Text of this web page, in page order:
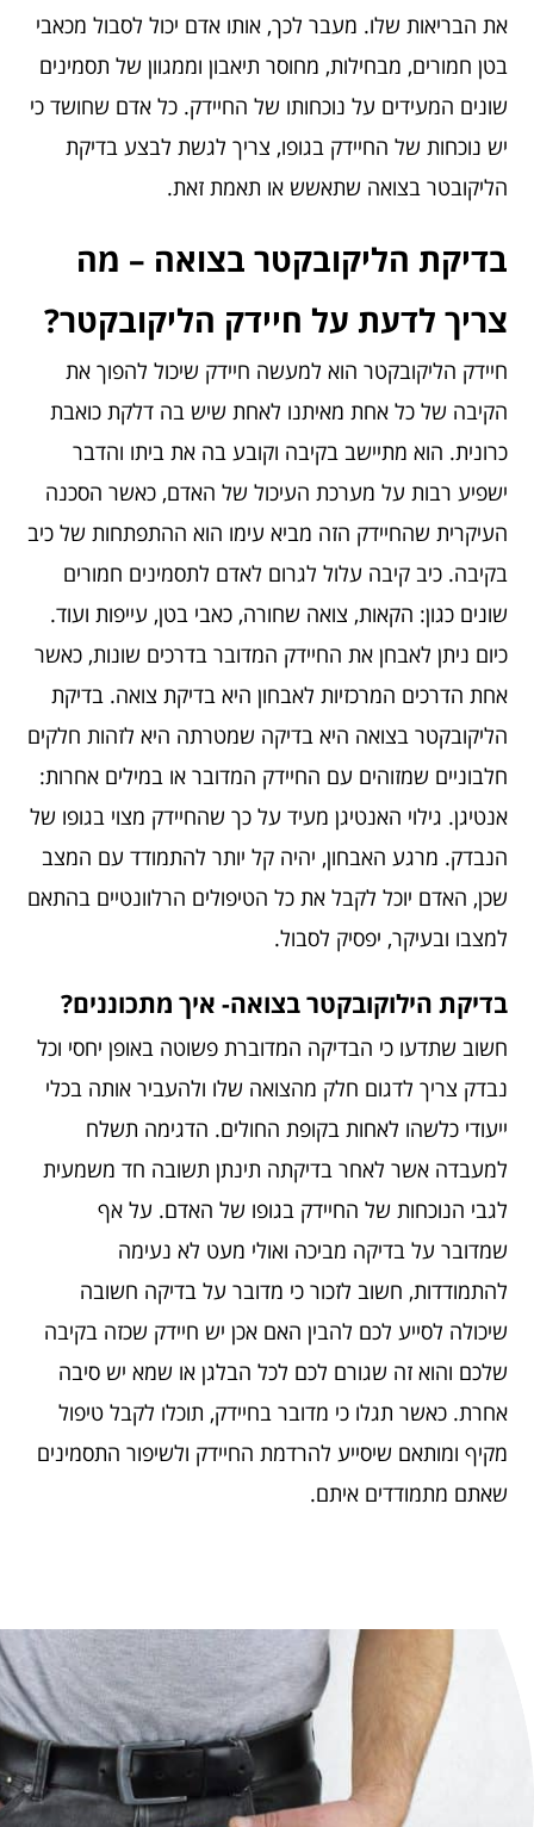
את הבריאות שלו. מעבר לכך, אותו אדם יכול לסבול מכאבי
בטן חמורים, מבחילות, מחוסר תיאבון וממגוון של תסמינים
שונים המעידים על נוכחותו של החיידק. כל אדם שחושד כי
יש נוכחות של החיידק בגופו, צריך לגשת לבצע בדיקת
הליקובטר בצואה שתאשש או תאמת זאת.
בדיקת הליקובקטר בצואה – מה
צריך לדעת על חיידק הליקובקטר?
חיידק הליקובקטר הוא למעשה חיידק שיכול להפוך את
הקיבה של כל אחת מאיתנו לאחת שיש בה דלקת כואבת
כרונית. הוא מתיישב בקיבה וקובע בה את ביתו והדבר
ישפיע רבות על מערכת העיכול של האדם, כאשר הסכנה
העיקרית שהחיידק הזה מביא עימו הוא ההתפתחות של כיב
בקיבה. כיב קיבה עלול לגרום לאדם לתסמינים חמורים
שונים כגון: הקאות, צואה שחורה, כאבי בטן, עייפות ועוד.
כיום ניתן לאבחן את החיידק המדובר בדרכים שונות, כאשר
אחת הדרכים המרכזיות לאבחון היא בדיקת צואה. בדיקת
הליקובקטר בצואה היא בדיקה שמטרתה היא לזהות חלקים
חלבוניים שמזוהים עם החיידק המדובר או במילים אחרות:
אנטיגן. גילוי האנטיגן מעיד על כך שהחיידק מצוי בגופו של
הנבדק. מרגע האבחון, יהיה קל יותר להתמודד עם המצב
שכן, האדם יוכל לקבל את כל הטיפולים הרלוונטיים בהתאם
למצבו ובעיקר, יפסיק לסבול.
בדיקת הילוקובקטר בצואה- איך מתכוננים?
חשוב שתדעו כי הבדיקה המדוברת פשוטה באופן יחסי וכל
נבדק צריך לדגום חלק מהצואה שלו ולהעביר אותה בכלי
ייעודי כלשהו לאחות בקופת החולים. הדגימה תשלח
למעבדה אשר לאחר בדיקתה תינתן תשובה חד משמעית
לגבי הנוכחות של החיידק בגופו של האדם. על אף
שמדובר על בדיקה מביכה ואולי מעט לא נעימה
להתמודדות, חשוב לזכור כי מדובר על בדיקה חשובה
שיכולה לסייע לכם להבין האם אכן יש חיידק שכזה בקיבה
שלכם והוא זה שגורם לכם לכל הבלגן או שמא יש סיבה
אחרת. כאשר תגלו כי מדובר בחיידק, תוכלו לקבל טיפול
מקיף ומותאם שיסייע להרדמת החיידק ולשיפור התסמינים
שאתם מתמודדים איתם.